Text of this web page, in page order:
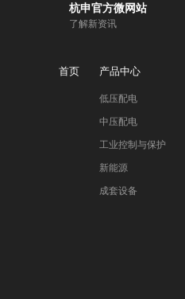
杭申官方微网站
了解新资讯
首页 产品中心
低压配电
中压配电
工业控制与保护
新能源
成套设备